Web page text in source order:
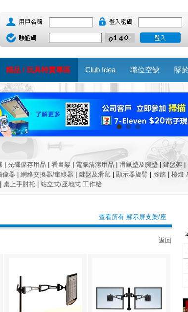
精品 / 玩具特賣專區 Club Idea 職位空缺 關
光碟儲存用品 看書架 電腦清潔用品 滑鼠墊及腕墊 鍵盤架
像器 網絡交換器/集線器 鍵盤及滑鼠 顯示器旋臂 腳踏 檯燈
桌上手肘托 站立式/座地式 工作枱
查看所有 顯示屏支架/座
返回